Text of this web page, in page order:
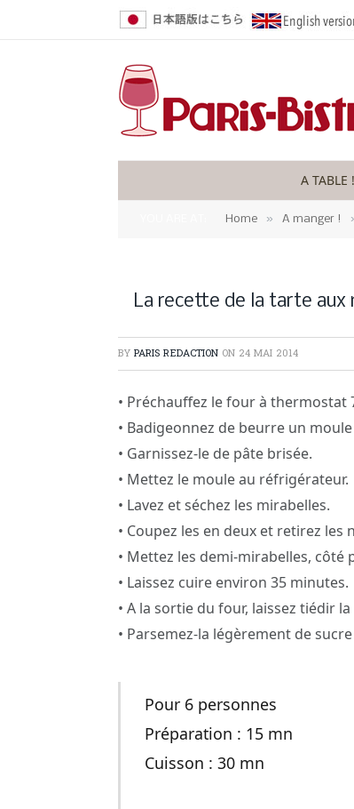
A TABLE !
Home » A manger !
La recette de la tarte aux
BY PARIS REDACTION ON 24 MAI 2014
• Préchauffez le four à thermostat
• Badigeonnez de beurre un
• Garnissez-le de pâte brisée.
• Mettez le moule au réfrigérateur.
• Lavez et séchez les mirabelles.
• Coupez les en deux et retirez les
• Mettez les demi-mirabelles,
• Laissez cuire environ 35 minutes.
• A la sortie du four, laissez tiédir
• Parsemez-la légèrement de
Pour 6 personnes
Préparation : 15 mn
Cuisson : 30 mn